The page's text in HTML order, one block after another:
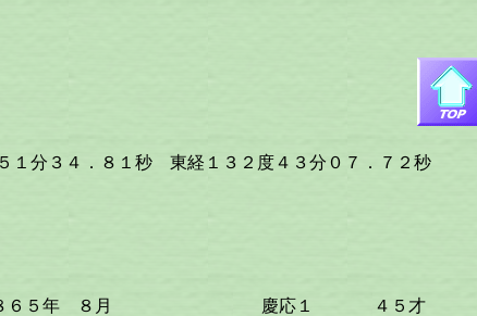
分３４．８１秒 東経１３２度４３分０７．７２秒
６５年 ８月 慶応１ ４５才